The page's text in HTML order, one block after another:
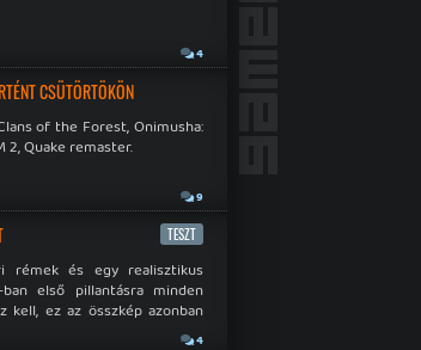
4
CSÜTÖRTÖKÖN
of the Forest, Onimusha:
2, Quake remaster.
9
TESZT
rémek és egy realisztikus
ban első pillantásra minden
kell, ez az összkép azonban
4